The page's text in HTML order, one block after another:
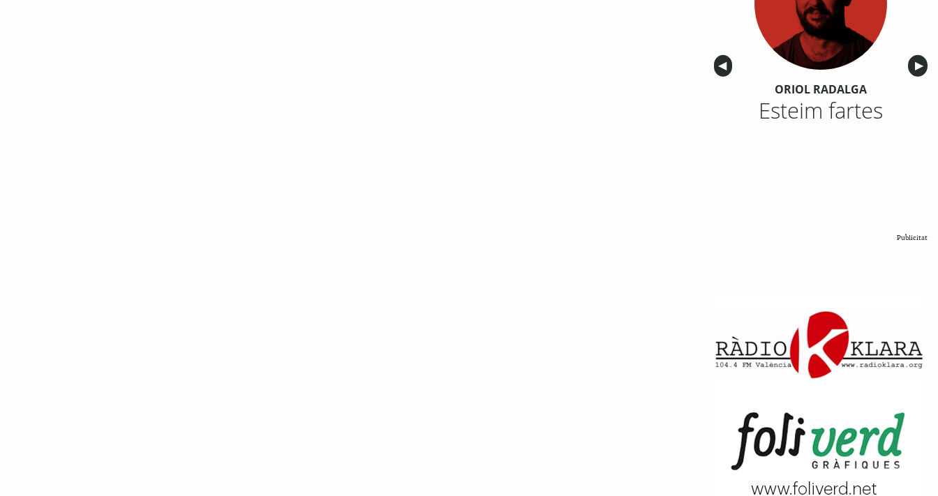
Anterior
◀︎ ▶︎
ORIOL RADALGA
Esteim fartes
Publicitat